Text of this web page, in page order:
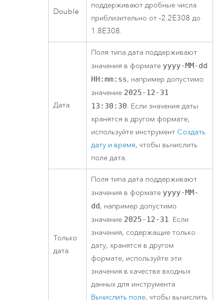
Double
поддерживают дробные числа
приблизительно от -2.2E308 до
1.8E308.
Дата
Поля типа дата поддерживают
значения в формате yyyy-MM-dd
HH:mm:ss, например допустимо
значение 2025-12-31
13:30:30. Если значения даты
хранятся в другом формате,
используйте инструмент Создать
дату и время, чтобы вычислить
поле дата.
Только
дата
Поля типа дата поддерживают
значения в формате yyyy-MM-
dd, например допустимо
значение 2025-12-31. Если
значения, содержащие только
дату, хранятся в другом
формате, используйте эти
значения в качестве входных
данных для инструмента
Вычислить поле, чтобы вычислить